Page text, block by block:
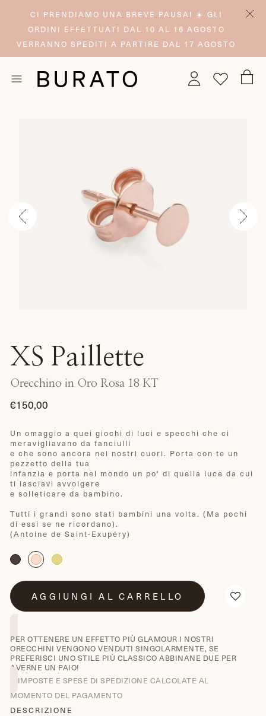
CI PRENDIAMO UNA BREVE PAUSA! ☀️ GLI
ORDINI EFFETTUATI DAL 10 AL 16 AGOSTO
VERRANNO SPEDITI A PARTIRE DAL 17 AGOSTO
XS Paillette
Orecchino in Oro Rosa 18 KT
€150,00
di
listino
Un omaggio a quei giochi di luci e specchi che ci
meravigliavano da fanciulli
e che sono ancora nei nostri cuori. Porta con te un
pezzetto della tua
infanzia e porta nel mondo un po' di quella luce da cui
ti lasciavi avvolgere
e solleticare da bambino.
Tutti i grandi sono stati bambini una volta. (Ma pochi
di essi se ne ricordano).
(Antoine de Saint-Exupéry)
AGGIUNGI AL CARRELLO
PER OTTENERE UN EFFETTO PIÙ GLAMOUR I NOSTRI
ORECCHINI VENGONO VENDUTI SINGOLARMENTE, SE
PREFERISCI UNO STILE PIÙ CLASSICO ABBINANE DUE PER
AVERNE UN PAIO!
IMPOSTE E SPESE DI SPEDIZIONE CALCOLATE AL
MOMENTO DEL PAGAMENTO
DESCRIZIONE